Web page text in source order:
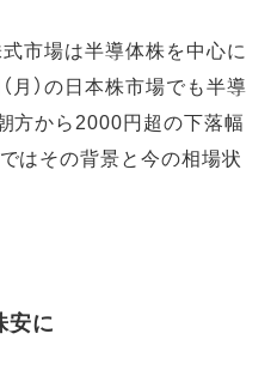
市場は半導体株を中心に
月）の日本株市場でも半導
方から2000円超の下落幅
はその背景と今の相場状
安に